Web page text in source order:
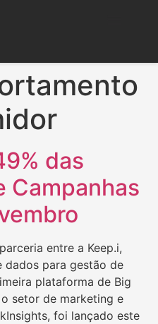
das
Campanhas
entre a Keep.i,
dados para gestão de
plataforma de Big
setor de marketing e
foi lançado este